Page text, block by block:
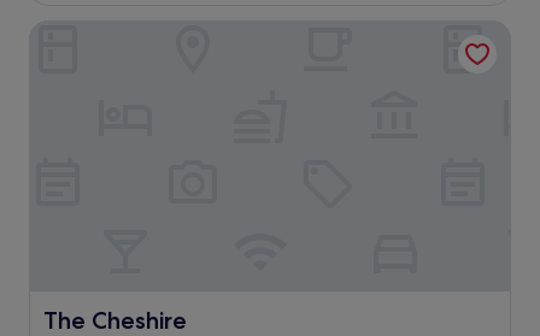
The Cheshire
The Cheshire